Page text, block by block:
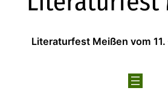
Literaturfest Meißen vom